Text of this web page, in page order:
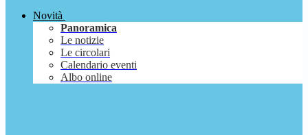
Novità
Panoramica
Le notizie
Le circolari
Calendario eventi
Albo online